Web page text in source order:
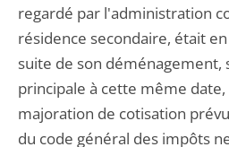
regardé par l'administration
résidence secondaire, était
suite de son déménagement,
principale à cette même
majoration de cotisation
du code général des impôts